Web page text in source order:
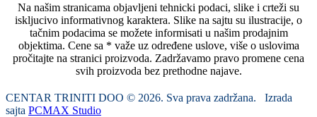
Na našim stranicama objavljeni tehnicki podaci, slike i crteži su
iskljucivo informativnog karaktera. Slike na sajtu su ilustracije, o
tačnim podacima se možete informisati u našim prodajnim
objektima. Cene sa * važe uz određene uslove, više o uslovima
pročitajte na stranici proizvoda. Zadržavamo pravo promene cena
svih proizvoda bez prethodne najave.
CENTAR TRINITI DOO © 2026. Sva prava zadržana. Izrada
sajta PCMAX Studio